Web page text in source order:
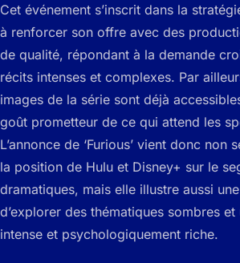
Cet événement s’inscrit dans la
à renforcer son offre avec des
de qualité, répondant à la demande
récits intenses et complexes. Par
images de la série sont déjà
goût prometteur de ce qui attend les
L’annonce de ‘Furious’ vient donc non
la position de Hulu et Disney+ sur le
dramatiques, mais elle illustre aussi
d’explorer des thématiques sombres
intense et psychologiquement riche.